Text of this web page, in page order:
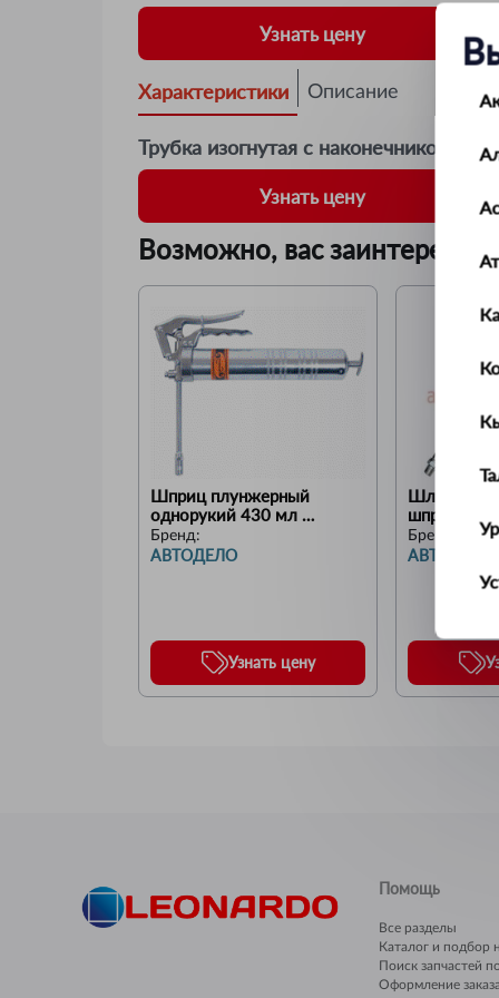
Узнать цену
Характеристики Описание
Трубка изогнутая с наконечником
Узнать цену
Возможно, вас заинтересует
Шприц плунжерный
однорукий 430 мл
(АвтоDело) "Professional"
(42030)
Бренд:
АВТОДЕЛО
Узнать цену
Шланг
шприца
(42002)
Бренд:
АВТОДЕЛО
Помощь
Все разделы
Каталог и подбор
Поиск запчастей
Оформление заказа